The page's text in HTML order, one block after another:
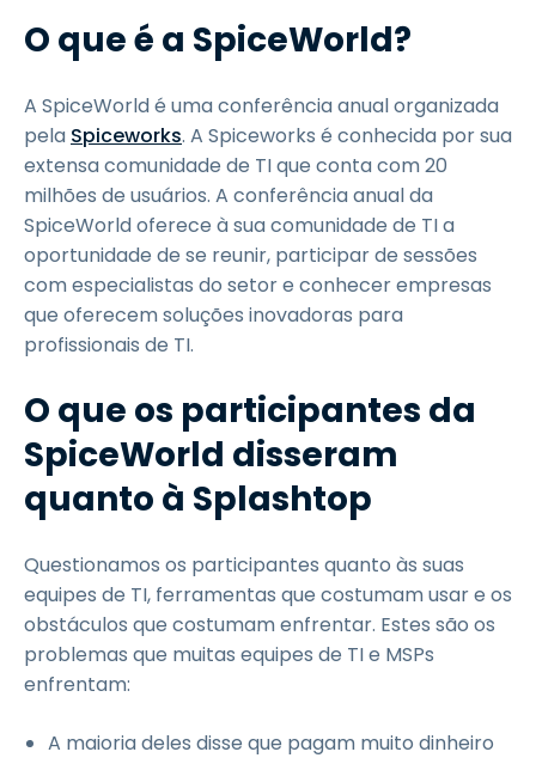
O que é a SpiceWorld?
A SpiceWorld é uma conferência anual organizada
pela Spiceworks. A Spiceworks é conhecida por sua
extensa comunidade de TI que conta com 20
milhões de usuários. A conferência anual da
SpiceWorld oferece à sua comunidade de TI a
oportunidade de se reunir, participar de sessões
com especialistas do setor e conhecer empresas
que oferecem soluções inovadoras para
profissionais de TI.
O que os participantes da
SpiceWorld disseram
quanto à Splashtop
Questionamos os participantes quanto às suas
equipes de TI, ferramentas que costumam usar e os
obstáculos que costumam enfrentar. Estes são os
problemas que muitas equipes de TI e MSPs
enfrentam:
A maioria deles disse que pagam muito dinheiro